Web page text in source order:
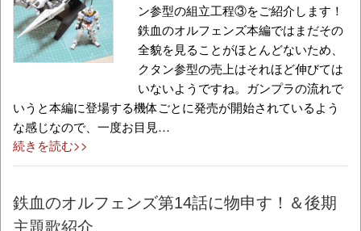
ン参型の組立工程③をご紹介します！
鉄血のオルフェンズ本編ではまだその
全貌を見ることがほとんどないため、
クタン参型の売上はそれほど伸びては
いないようですね。ガンプラの流れで
いうと本編に登場する機体ごとに発売が開始されているよう
な感じなので、一度お目見…
続きを読む>>
鉄血のオルフェンズ第14話に物申す！＆後期
主題歌紹介